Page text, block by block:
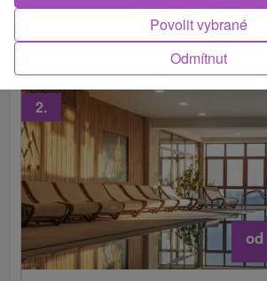
letní dovolenou v srdci Tater s
pro turistiku i odpočinek.
od
2.
Odmítnut
Povolit vybrané